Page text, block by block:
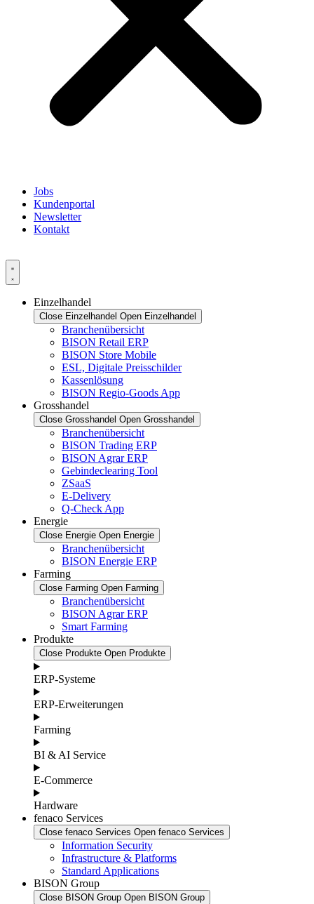
Jobs
Kundenportal
Newsletter
Kontakt
Einzelhandel
Close Einzelhandel Open Einzelhandel
Branchenübersicht
BISON Retail ERP
BISON Store Mobile
ESL, Digitale Preisschilder
Kassenlösung
BISON Regio-Goods App
Grosshandel
Close Grosshandel Open Grosshandel
Branchenübersicht
BISON Trading ERP
BISON Agrar ERP
Gebindeclearing Tool
ZSaaS
E-Delivery
Q-Check App
Energie
Close Energie Open Energie
Branchenübersicht
BISON Energie ERP
Farming
Close Farming Open Farming
Branchenübersicht
BISON Agrar ERP
Smart Farming
Produkte
Close Produkte Open Produkte
ERP-Systeme
ERP-Erweiterungen
Farming
BI & AI Service
E-Commerce
Hardware
fenaco Services
Close fenaco Services Open fenaco Services
Information Security
Infrastructure & Platforms
Standard Applications
BISON Group
Close BISON Group Open BISON Group